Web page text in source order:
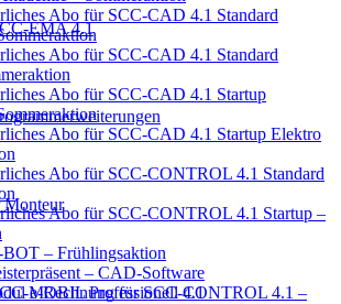
EMA 4.1
MOBIL Professionell 4.1
Abo für SCC-CAD 4.1 Standard
Abo für SCC-CAD 4.1 Standard
Abo für SCC-CAD 4.1 Startup
Abo für SCC-CAD 4.1 Startup Elektro
Abo für SCC-CONTROL 4.1 Standard
Abo für SCC-CONTROL 4.1 Startup –
– Frühlingsaktion
– CAD-Software
e-Rechnung für SCC-CONTROL 4.1 –